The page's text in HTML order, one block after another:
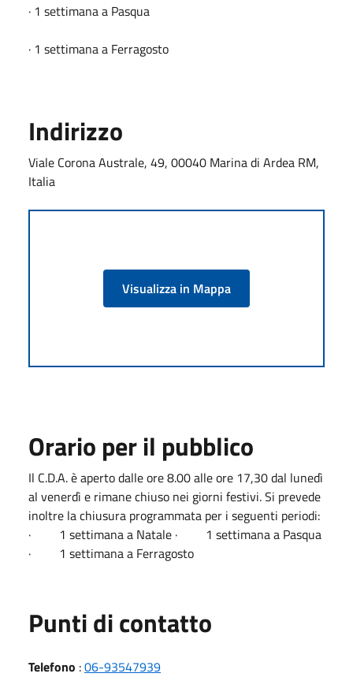
· 1 settimana a Pasqua
· 1 settimana a Ferragosto
Indirizzo
Viale Corona Australe, 49, 00040 Marina di Ardea RM,
Italia
Visualizza in Mappa
Orario per il pubblico
Il C.D.A. è aperto dalle ore 8.00 alle ore 17,30 dal lunedì
al venerdì e rimane chiuso nei giorni festivi. Si prevede
inoltre la chiusura programmata per i seguenti periodi:
· 1 settimana a Natale · 1 settimana a Pasqua
· 1 settimana a Ferragosto
Punti di contatto
Telefono :06-93547939